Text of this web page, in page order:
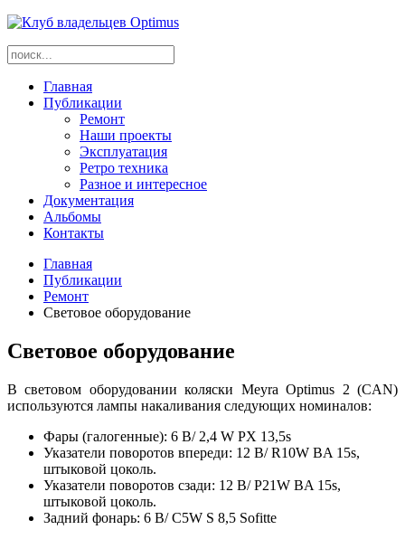
Главная
Публикации
Ремонт
Наши проекты
Эксплуатация
Ретро техника
Разное и интересное
Документация
Альбомы
Контакты
Главная
Публикации
Ремонт
Световое оборудование
Световое оборудование
В световом оборудовании коляски Meyra Optimus 2 (CAN)
используются лампы накаливания следующих номиналов:
Фары (галогенные): 6 В/ 2,4 W PX 13,5s
Указатели поворотов впереди: 12 В/ R10W BA 15s,
штыковой цоколь.
Указатели поворотов сзади: 12 В/ Р21W BA 15s,
штыковой цоколь.
Задний фонарь: 6 В/ С5W S 8,5 Sofitte